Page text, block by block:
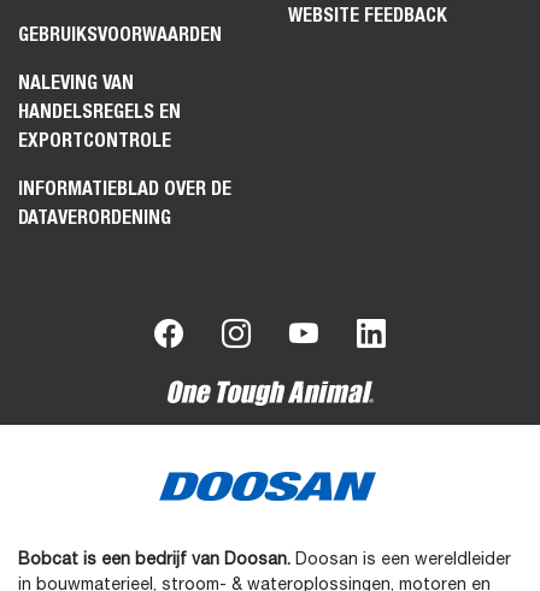
GEBRUIKSVOORWAARDEN
NALEVING VAN
HANDELSREGELS EN
EXPORTCONTROLE
INFORMATIEBLAD OVER DE
DATAVERORDENING
WEBSITE FEEDBACK
Bobcat is een bedrijf van Doosan. Doosan is een wereldleider
in bouwmaterieel, stroom- & wateroplossingen, motoren en